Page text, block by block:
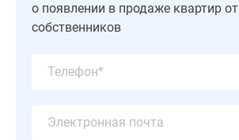
которых
возведен
монолитной
отличается
о появлении в продаже квартир от
собственников